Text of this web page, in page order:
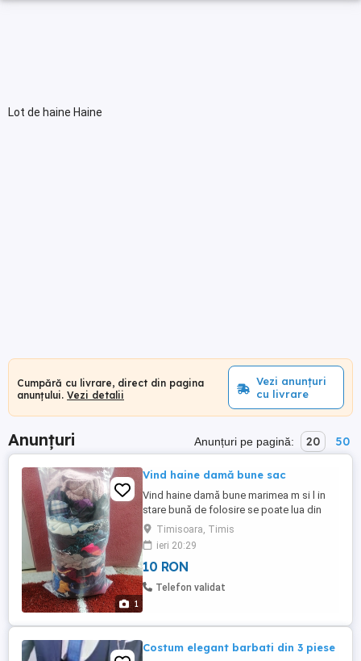
Lot de haine Haine
Cumpără cu livrare, direct din pagina
anunțului. Vezi detalii
Vezi anunțuri
cu livrare
Anunțuri Anunțuri pe pagină: 20 50
1
Vind haine damă bune sac
Vind haine damă bune marimea m si l in
stare bună de folosire se poate lua din
zona lipovei Timișoara
Timisoara, Timis
ieri 20:29
10 RON
Telefon validat
Costum elegant barbati din 3 piese